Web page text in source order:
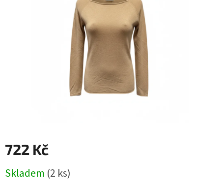
722 Kč
cena:
Skladem (2 ks)